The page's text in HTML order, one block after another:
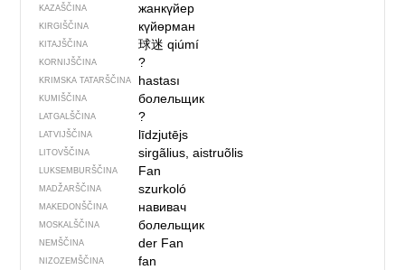
KAZAŠČINA жанкүйер
KIRGIŠČINA күйөрман
KITAJŠČINA 球迷qiúmí
KORNIJŠČINA ?
KRIMSKA TATARŠČINA hastası
KUMIŠČINA болельщик
LATGALŠČINA ?
LATVIJŠČINA līdzjutējs
LITOVŠČINA sirgãlius, aistruõlis
LUKSEMBURŠČINA Fan
MADŽARŠČINA szurkoló
MAKEDONŠČINA навивач
MOSKALŠČINA болельщик
NEMŠČINA der Fan
NIZOZEMŠČINA fan